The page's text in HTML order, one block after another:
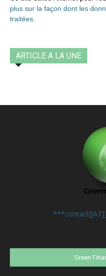
plus sur la façon dont les
traitées
ARTICLE A LA UNE
Green